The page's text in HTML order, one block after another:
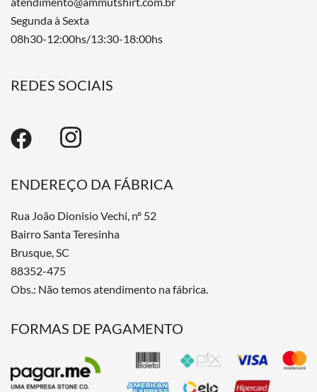
Segunda à Sexta
08h30-12:00hs/13:30-18:00hs
REDES SOCIAIS
ENDEREÇO DA FÁBRICA
Rua João Dionisio Vechi, nº 52
Bairro Santa Teresinha
Brusque, SC
88352-475
Obs.: Não temos atendimento na fábrica.
FORMAS DE PAGAMENTO